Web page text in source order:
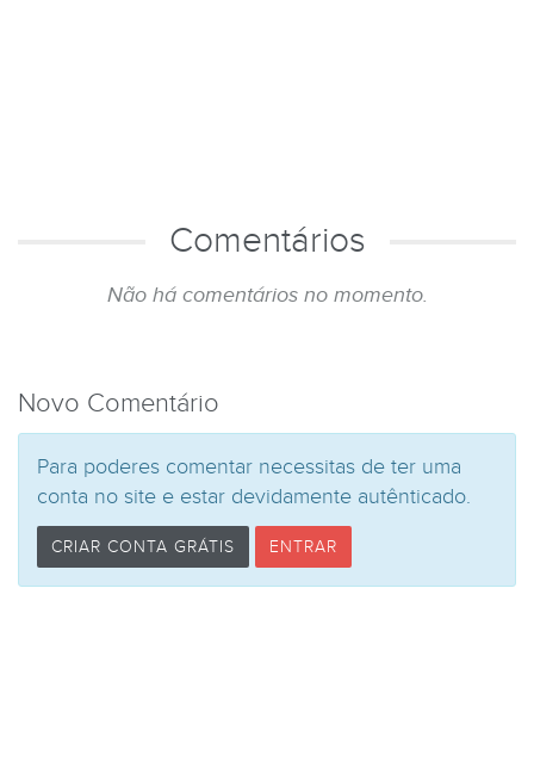
Comentários
Não há comentários no momento.
Novo Comentário
Para poderes comentar necessitas de ter uma
conta no site e estar devidamente autênticado.
CRIAR CONTA GRÁTIS ENTRAR